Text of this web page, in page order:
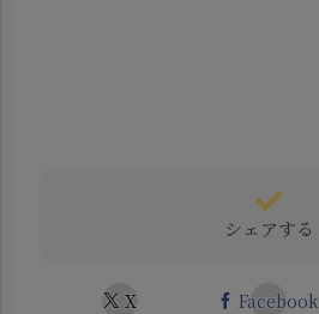
シェアする
X Facebook